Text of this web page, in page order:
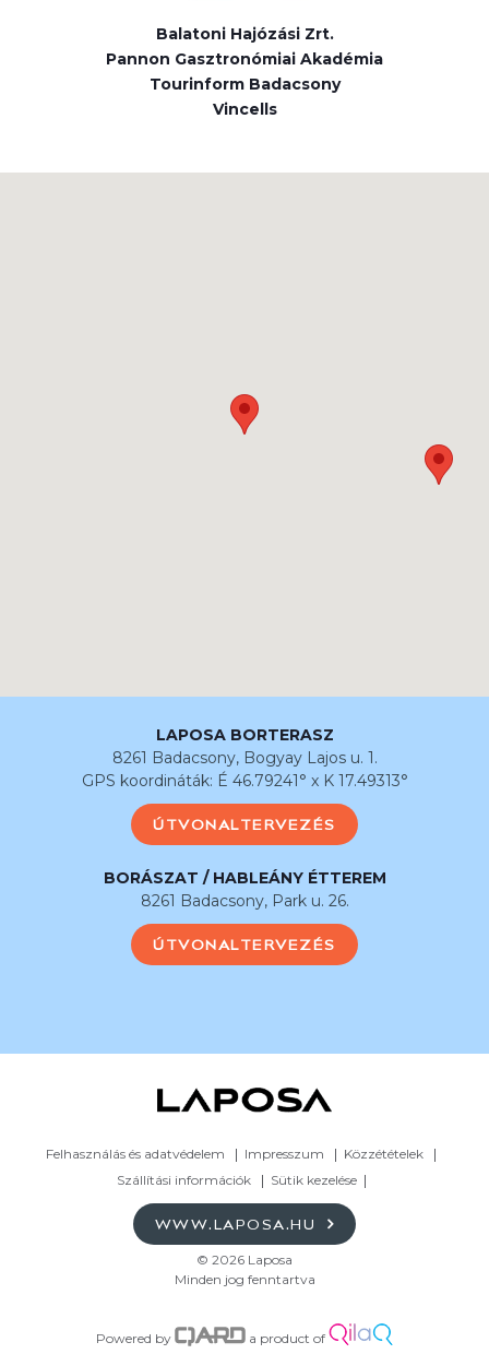
Balatoni Hajózási Zrt.
Pannon Gasztronómiai Akadémia
Tourinform Badacsony
Vincells
LAPOSA BORTERASZ
8261 Badacsony, Bogyay Lajos u. 1.
GPS koordináták: É 46.79241° x K 17.49313°
ÚTVONALTERVEZÉS
BORÁSZAT / HABLEÁNY ÉTTEREM
8261 Badacsony, Park u. 26.
ÚTVONALTERVEZÉS
Felhasználás és adatvédelem Impresszum
Közzétételek
Szállítási információk
Sütik kezelése
WWW.LAPOSA.HU
© 2026 Laposa
Minden jog fenntartva
Powered by a product of